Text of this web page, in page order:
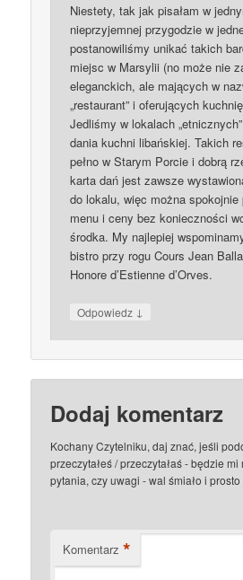
Niestety, tak jak pisałam w
nieprzyjemnej przygodzie w
postanowiliśmy unikać takich
miejsc w Marsylii (no może nie
eleganckich, ale mających w
„restaurant” i oferujących
Jedliśmy w lokalach
dania kuchni libańskiej. Takich
pełno w Starym Porcie i dobrą
karta dań jest zawsze
do lokalu, więc można spokojnie
menu i ceny bez konieczności
środka. My najlepiej
bistro przy rogu Cours Jean
Honore d’Estienne d’Orves.
Odpowiedz ↓
Dodaj komentarz
Kochany Czytelniku, daj znać, jeśli
przeczytałeś / przeczytałaś - będzie mi
pytania, czy uwagi - wal śmiało i prosto
Komentarz *